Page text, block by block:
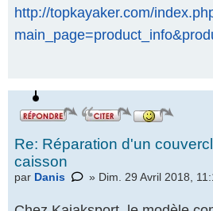
http://topkayaker.com/
Re: Réparation d'un
caisson
par Danis » Dim. 29 Avril 2018,